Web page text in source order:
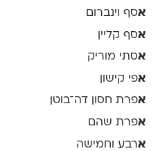
אסף וינברום
אסף קליין
אסתי מוריק
אפי קישון
אפרת חסון דה־בוטן
אפרת שהם
ארבע וחמישה